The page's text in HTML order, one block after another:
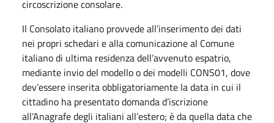
circoscrizione consolare.
Il Consolato italiano provvede all’inserimento dei dati
nei propri schedari e alla comunicazione al Comune
italiano di ultima residenza dell’avvenuto espatrio,
mediante invio del modello o dei modelli CONS01, dove
dev’essere inserita obbligatoriamente la data in cui il
cittadino ha presentato domanda d’iscrizione
all’Anagrafe degli italiani all’estero; è da quella data che